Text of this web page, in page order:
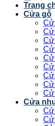
Trang
Cửa gỗ
Cửa